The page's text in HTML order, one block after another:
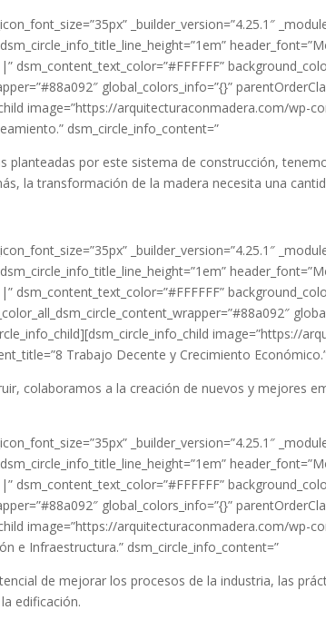
_builder_version=”4.25.1″
dsm_circle_info_title_line_height=”1em”
global_colors_info=”{}”
image=”https://arquitecturaconmadera.com/wp-
dsm_circle_info_content=”
planteadas por este sistema de construcción,
la transformación de la madera necesita una
_builder_version=”4.25.1″
dsm_circle_info_title_line_height=”1em”
Trabajo Decente y Crecimiento
colaboramos a la creación de nuevos y mejores
_builder_version=”4.25.1″
dsm_circle_info_title_line_height=”1em”
global_colors_info=”{}”
image=”https://arquitecturaconmadera.com/
e Infraestructura.” dsm_circle_info_content=”
de mejorar los procesos de la industria, las
edificación.